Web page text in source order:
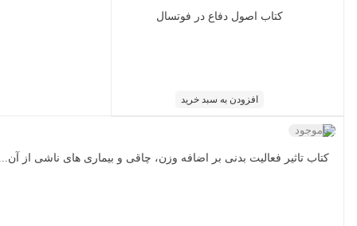
کتاب اصول دفاع در فوتسال
افزودن به سبد خرید
کتاب تاثیر فعالیت بدنی بر اضافه وزن، چاقی و بیماری های ناشی از آن...
ناموجود